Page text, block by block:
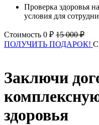
Проверка здоровья
условия для
Стоимость 0 ₽ 15 000 ₽
ПОЛУЧИТЬ ПОДАРОК!
Заключи
здоровья